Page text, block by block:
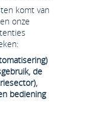
komt van
onze
de
bediening